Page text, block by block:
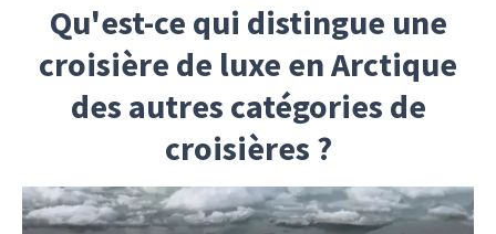
Qu'est-ce qui distingue une
croisière de luxe en Arctique
des autres catégories de
croisières ?
La classification des navires de croisière en